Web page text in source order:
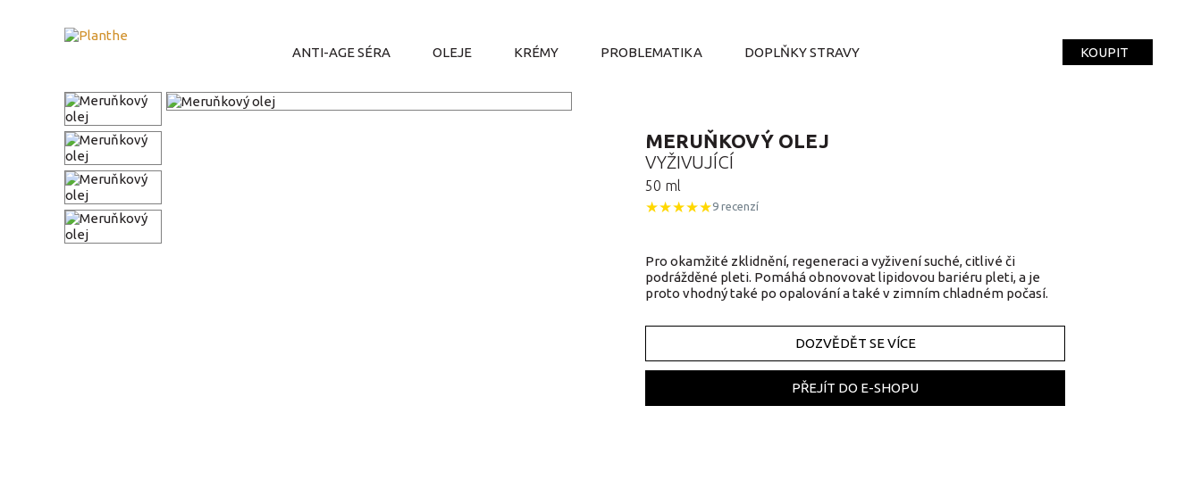
ANTI-AGE SÉRA OLEJE KRÉMY PROBLEMATIKA DOPLŇKY STRAVY KOUPIT
MERUŇKOVÝ OLEJ
VYŽIVUJÍCÍ
50 ml
★★★★★9 recenzí
Pro okamžité zklidnění, regeneraci a vyživení suché, citlivé či
podrážděné pleti. Pomáhá obnovovat lipidovou bariéru pleti, a je
proto vhodný také po opalování a také v zimním chladném počasí.
DOZVĚDĚT SE VÍCE
PŘEJÍT DO E-SHOPU